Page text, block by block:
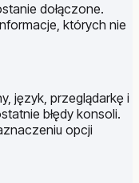
dołączone.
których nie
język, przeglądarkę i
błędy konsoli.
opcji